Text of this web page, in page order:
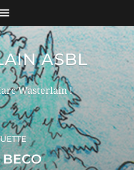
ASBL
Wasterlain !